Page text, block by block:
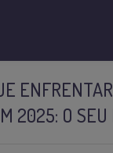
2025: O SEU